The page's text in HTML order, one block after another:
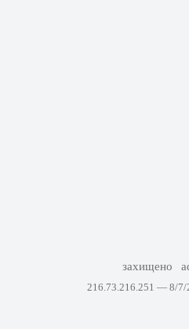
захищено
216.73.216.251 — 8/7/